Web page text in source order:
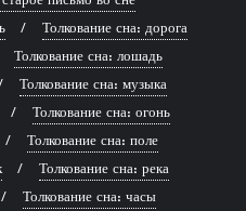
Толкование сна: дорога
Толкование сна: лошадь
Толкование сна: музыка
Толкование сна: огонь
Толкование сна: поле
Толкование сна: река
Толкование сна: часы